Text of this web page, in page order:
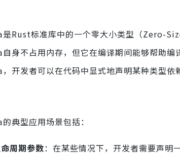
是Rust标准库中的一个零大小类型（Zero-
自身不占用内存，但它在编译期间能够帮助
，开发者可以在代码中显式地声明某种类型依
的典型应用场景包括：
周期参数：在某些情况下，开发者需要声明